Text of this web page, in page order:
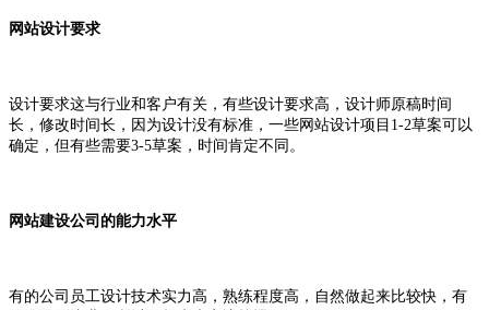
网站设计要求
设计要求这与行业和客户有关，有些设计要求高，设计师原稿时间
长，修改时间长，因为设计没有标准，一些网站设计项目1-2草案可以
确定，但有些需要3-5草案，时间肯定不同。
网站建设公司的能力水平
有的公司员工设计技术实力高，熟练程度高，自然做起来比较快，有